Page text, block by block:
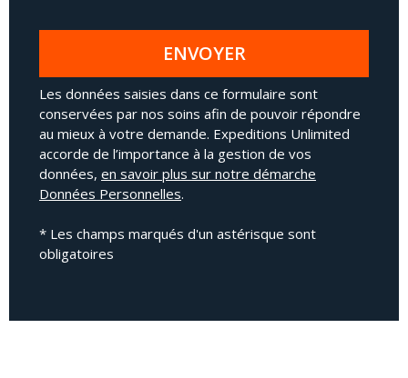
ENVOYER
Les données saisies dans ce formulaire sont
conservées par nos soins afin de pouvoir répondre
au mieux à votre demande. Expeditions Unlimited
accorde de l’importance à la gestion de vos
données, en savoir plus sur notre démarche
Données Personnelles.
* Les champs marqués d'un astérisque sont
obligatoires